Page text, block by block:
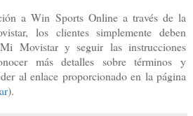
a Win Sports Online a través de la
los clientes simplemente deben
Movistar y seguir las instrucciones
más detalles sobre términos y
al enlace proporcionado en la página
).